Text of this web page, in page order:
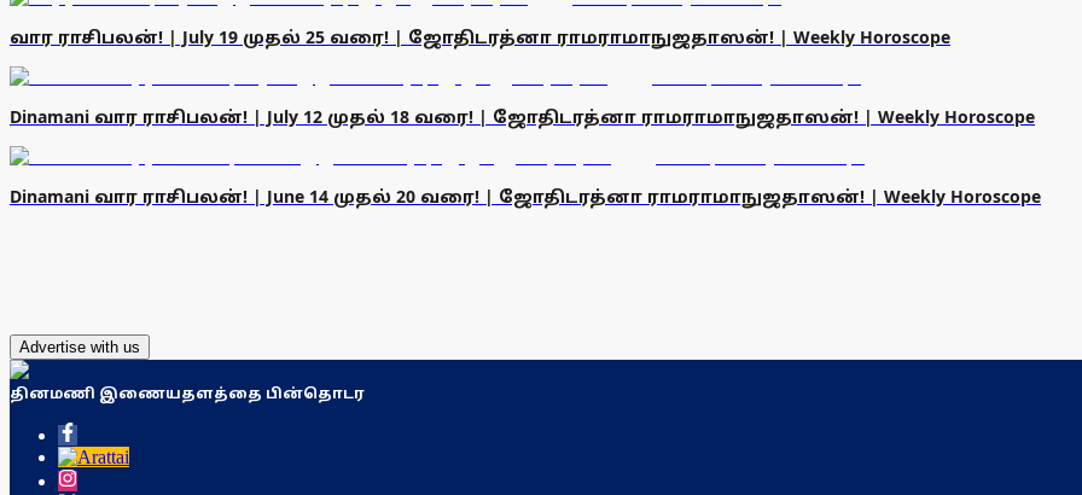
வார ராசிபலன்! | July 19 முதல் 25 வரை! | ஜோதிடரத்னா ராமராமாநுஜதாஸன்! | Weekly Horoscope
Dinamani வார ராசிபலன்! | July 12 முதல் 18 வரை! | ஜோதிடரத்னா ராமராமாநுஜதாஸன்! | Weekly Horoscope
Dinamani வார ராசிபலன்! | June 14 முதல் 20 வரை! | ஜோதிடரத்னா ராமராமாநுஜதாஸன்! | Weekly Horoscope
Advertise with us
தினமணி இணையதளத்தை பின்தொடர